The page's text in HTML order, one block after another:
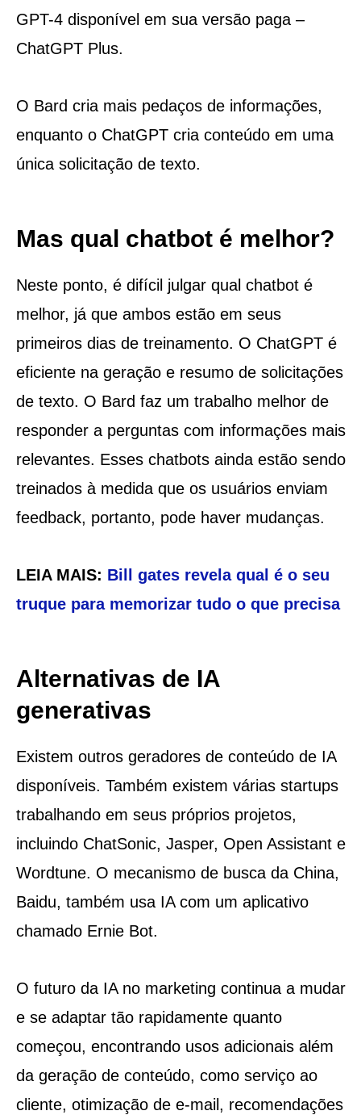
GPT-4 disponível em sua versão paga –
ChatGPT Plus.
O Bard cria mais pedaços de informações,
enquanto o ChatGPT cria conteúdo em uma
única solicitação de texto.
Mas qual chatbot é melhor?
Neste ponto, é difícil julgar qual chatbot é
melhor, já que ambos estão em seus
primeiros dias de treinamento. O ChatGPT é
eficiente na geração e resumo de solicitações
de texto. O Bard faz um trabalho melhor de
responder a perguntas com informações mais
relevantes. Esses chatbots ainda estão sendo
treinados à medida que os usuários enviam
feedback, portanto, pode haver mudanças.
LEIA MAIS: Bill gates revela qual é o seu
truque para memorizar tudo o que precisa
Alternativas de IA
generativas
Existem outros geradores de conteúdo de IA
disponíveis. Também existem várias startups
trabalhando em seus próprios projetos,
incluindo ChatSonic, Jasper, Open Assistant e
Wordtune. O mecanismo de busca da China,
Baidu, também usa IA com um aplicativo
chamado Ernie Bot.
O futuro da IA no marketing continua a mudar
e se adaptar tão rapidamente quanto
começou, encontrando usos adicionais além
da geração de conteúdo, como serviço ao
cliente, otimização de e-mail, recomendações